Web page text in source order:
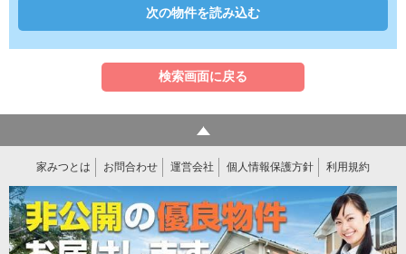
次の物件を読み込む
検索画面に戻る
家みつとは お問合わせ 運営会社 個人情報保護方針 利用規約